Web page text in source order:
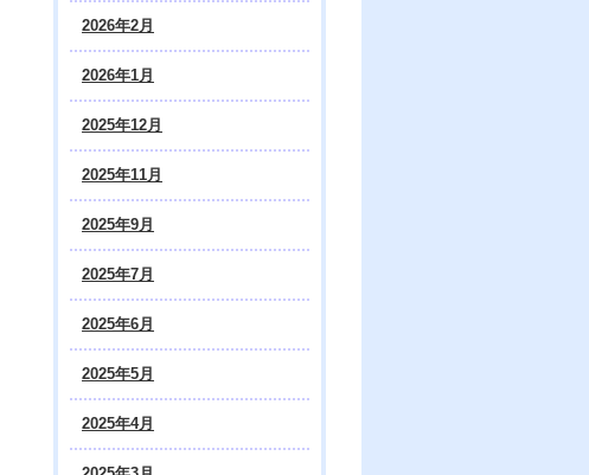
2026年2月
2026年1月
2025年12月
2025年11月
2025年9月
2025年7月
2025年6月
2025年5月
2025年4月